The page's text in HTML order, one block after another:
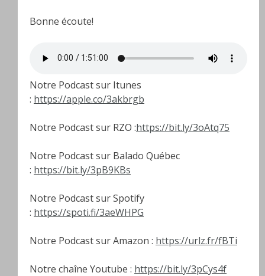
Bonne écoute!
Notre Podcast sur Itunes
: https://apple.co/3akbrgb
Notre Podcast sur RZO :https://bit.ly/3oAtq75
Notre Podcast sur Balado Québec
: https://bit.ly/3pB9KBs
Notre Podcast sur Spotify
: https://spoti.fi/3aeWHPG
Notre Podcast sur Amazon : https://urlz.fr/fBTi
Notre chaîne Youtube : https://bit.ly/3pCys4f